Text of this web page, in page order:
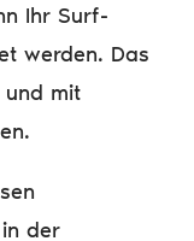
Ihr Surf-
werden. Das
und mit
der